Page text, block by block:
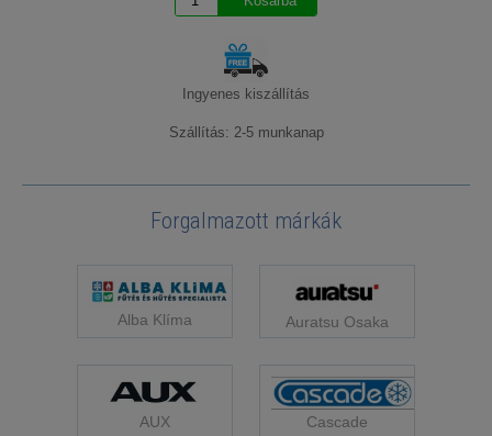
Ingyenes kiszállítás
Szállítás: 2-5 munkanap
Forgalmazott márkák
Alba Klíma Auratsu Osaka
AUX Cascade